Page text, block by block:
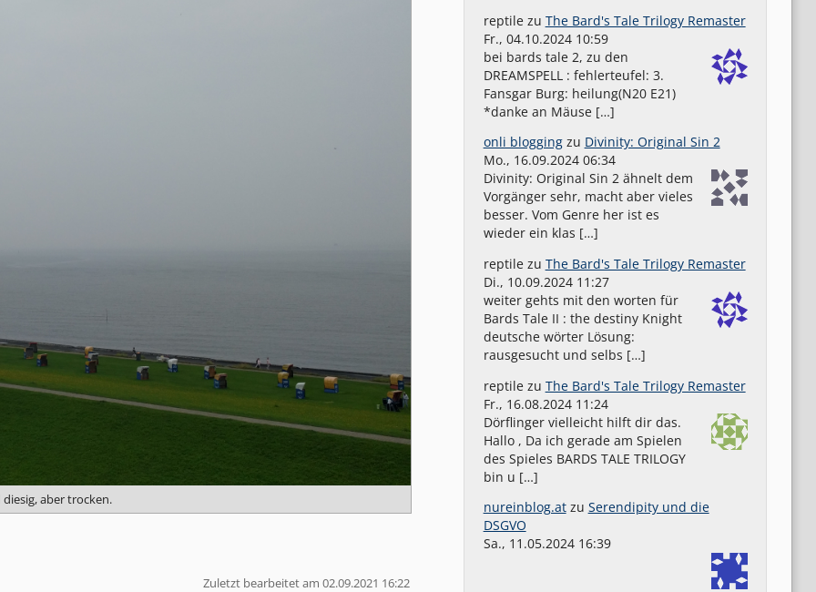
aber trocken.
Zuletzt bearbeitet am 02.09.2021 16:22
reptilezu The Bard's Tale Trilogy Remaster
Fr., 04.10.2024 10:59
bei bards tale 2, zu den
DREAMSPELL : fehlerteufel: 3.
Fansgar Burg: heilung(N20 E21)
*danke an Mäuse […]
onli bloggingzu Divinity: Original Sin 2
Mo., 16.09.2024 06:34
Divinity: Original Sin 2 ähnelt dem
Vorgänger sehr, macht aber vieles
besser. Vom Genre her ist es
wieder ein klas […]
reptilezu The Bard's Tale Trilogy Remaster
Di., 10.09.2024 11:27
weiter gehts mit den worten für
Bards Tale II : the destiny Knight
deutsche wörter Lösung:
rausgesucht und selbs […]
reptilezu The Bard's Tale Trilogy Remaster
Fr., 16.08.2024 11:24
Dörflinger vielleicht hilft dir das.
Hallo , Da ich gerade am Spielen
des Spieles BARDS TALE TRILOGY
bin u […]
nureinblog.atzu Serendipity und die
DSGVO
Sa., 11.05.2024 16:39